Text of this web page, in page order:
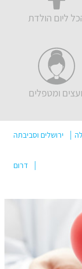
ליום הולדת
ומטפלים
ירושלים וסביבתה
דרום